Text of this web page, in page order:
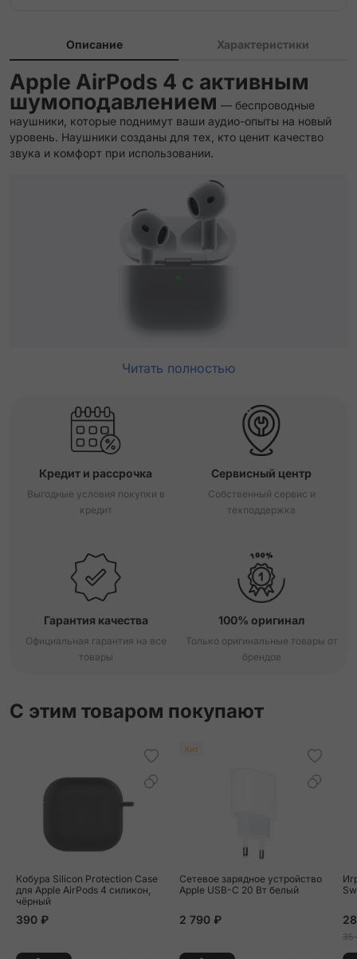
Описание Характеристики
Apple AirPods 4 с активным
шумоподавлением — беспроводные
наушники, которые поднимут ваши аудио-опыты на новый
уровень. Наушники созданы для тех, кто ценит качество
звука и комфорт при использовании.
Читать полностью
Кредит и рассрочка
Выгодные условия покупки в
кредит
Сервисный центр
Собственный сервис и
техподдержка
Гарантия качества
Официальная гарантия на все
товары
100% оригинал
Только оригинальные товары от
брендов
С этим товаром покупают
Кобура Silicon Protection Case
для Apple AirPods 4 силикон,
чёрный
390 ₽
Хит
Сетевое зарядное устройство
Apple USB-C 20 Вт белый
2 790 ₽
35